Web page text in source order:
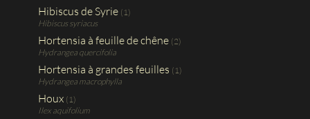
Hibiscus de Syrie (1)
Hibiscus syriacus
Hortensia à feuille de chêne (2)
Hydrangea quercifolia
Hortensia à grandes feuilles (1)
Hydrangea macrophylla
Houx (1)
Ilex aquifolium